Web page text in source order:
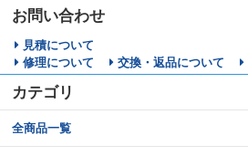
お問い合わせ
見積について
修理について
交換・返品について
カテゴリ
全商品一覧